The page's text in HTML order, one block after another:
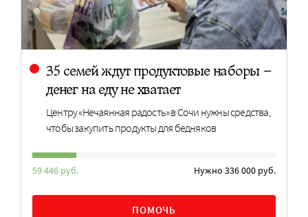
35 семей ждут продуктовые наборы –
денег на еду не хватает
Центру «Нечаянная радость» в Сочи нужны средства,
чтобы закупить продукты для бедняков
59 446 руб. Нужно 336 000 руб.
ПОМОЧЬ